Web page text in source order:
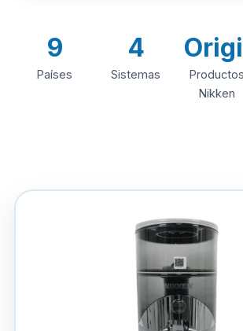
9
Países
4
Sistemas
Productos
Nikken